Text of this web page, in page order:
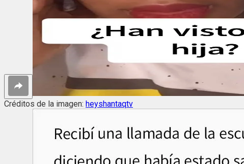
Créditos de la imagen: heyshantaqtv